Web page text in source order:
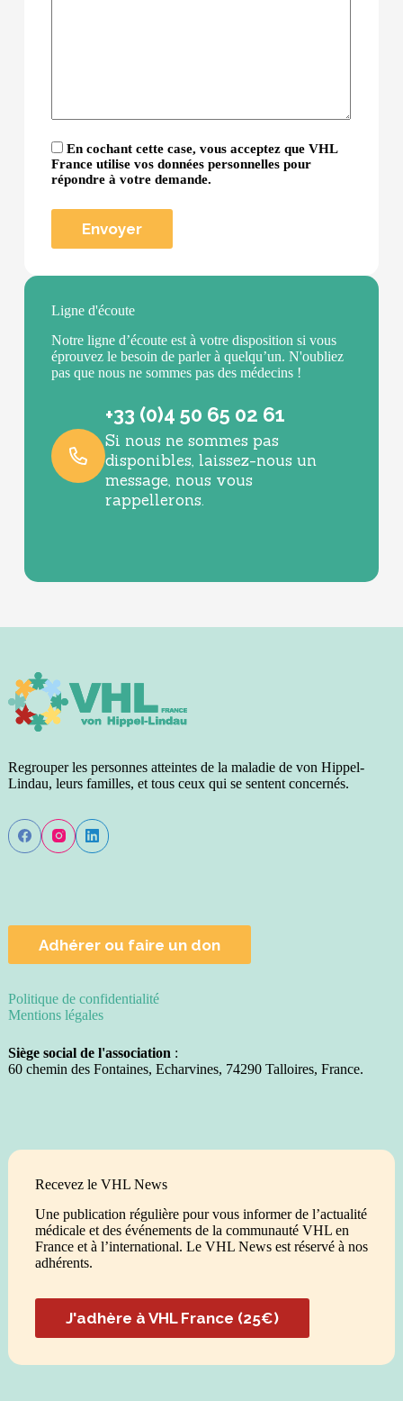
En cochant cette case, vous acceptez que VHL
France utilise vos données personnelles pour
répondre à votre demande.
Ligne d'écoute
Notre ligne d’écoute est à votre disposition si vous
éprouvez le besoin de parler à quelqu’un. N'oubliez
pas que nous ne sommes pas des médecins !
+33 (0)4 50 65 02 61
Si nous ne sommes pas
disponibles, laissez-nous un
message, nous vous
rappellerons.
Regrouper les personnes atteintes de la maladie de von Hippel-
Lindau, leurs familles, et tous ceux qui se sentent concernés.
Adhérer ou faire un don
Politique de confidentialité
Mentions légales
Siège social de l'association:
60 chemin des Fontaines, Echarvines, 74290 Talloires, France.
Recevez le VHL News
Une publication régulière pour vous informer de l’actualité
médicale et des événements de la communauté VHL en
France et à l’international. Le VHL News est réservé à nos
adhérents.
J'adhère à VHL France (25€)